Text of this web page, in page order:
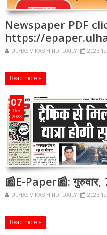
Newspaper PDF
https://
ULHAS VIKAS HINDI DAILY 2023-
Read more »
07
Dec
2023
📰E-Paper📰:
ULHAS VIKAS HINDI DAILY 2023-
Read more »